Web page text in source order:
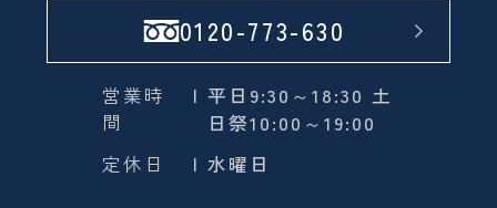
0120-773-630
営業時
間
| 平日9:30～18:30 土
日祭10:00～19:00
定休日
| 水曜日